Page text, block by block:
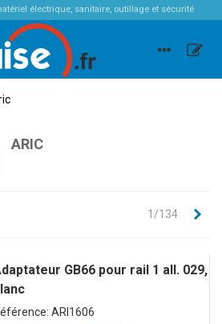
électrique, sanitaire, outillage et sécurité
ARIC
1/134
GB66 pour rail 1 all. 029,
ARI1606